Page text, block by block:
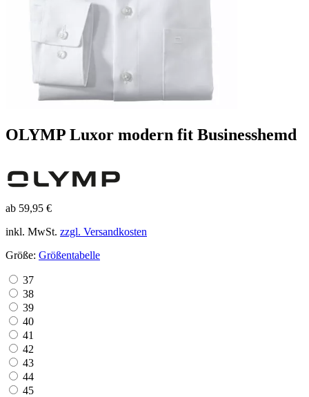
OLYMP Luxor modern fit Businesshemd
ab 59,95 €
inkl. MwSt. zzgl. Versandkosten
Größe: Größentabelle
37
38
39
40
41
42
43
44
45